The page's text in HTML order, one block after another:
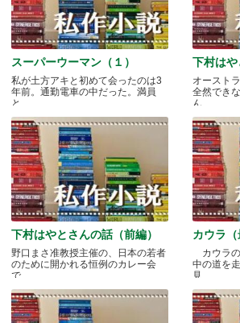
スーパーウーマン（１）
私が土方アキと初めて会ったのは3
年前。通勤電車の中だった。満員
と.....
下村はや
オースト
全然でき
ん.....
下村はやとさんの話（前編）
野口まさ准教授主催の、日本の若者
のために開かれる恒例のカレー会
で.....
カウラ（
カウラ
中の道を
見.....